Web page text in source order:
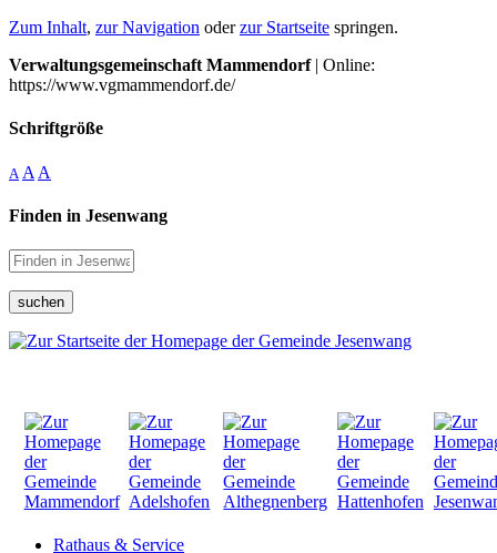
Zum Inhalt, zur Navigation oderzur Startseite springen.
Verwaltungsgemeinschaft Mammendorf| Online:
https://www.vgmammendorf.de/
Schriftgröße
A A A
Finden in Jesenwang
suchen
Rathaus & Service